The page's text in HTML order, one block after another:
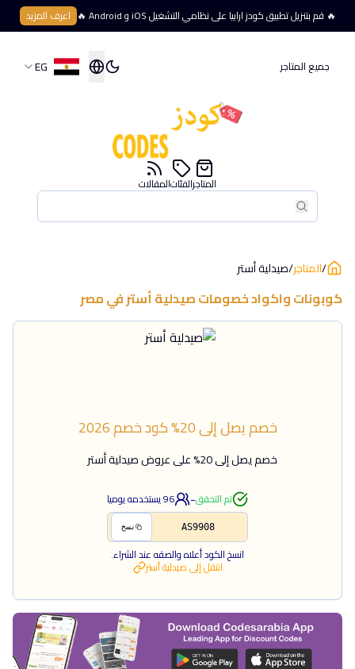
🔥 قم بتنزيل تطبيق كودز ارابيا على نظامي التشغيل iOS و Android 🔥 اعرف المزيد
جميع المتاجر EG
بحث
بحث
المتاجرالفئاتالمقالات
/المتاجر/صيدلية أستر
كوبونات واكواد خصوماتصيدلية أسترفيمصر
خصم يصل إلى 20% كود خصم2026
خصم يصل إلى 20% على عروض صيدلية أستر
تم التحقق-
96يستخدمه يوميا
AS9908 نسخ
انسخ الكود أعلاه والصقه عند الشراء.
انتقل إلىصيدلية أستر